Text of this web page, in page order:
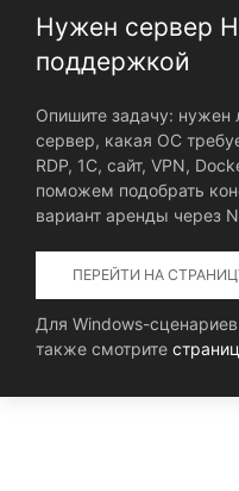
Нужен сервер
поддержкой
Опишите задачу: нужен
сервер, какая ОС
RDP, 1С, сайт, VPN,
поможем подобрать
вариант аренды через
ПЕРЕЙТИ НА
Для Windows-
также смотрите